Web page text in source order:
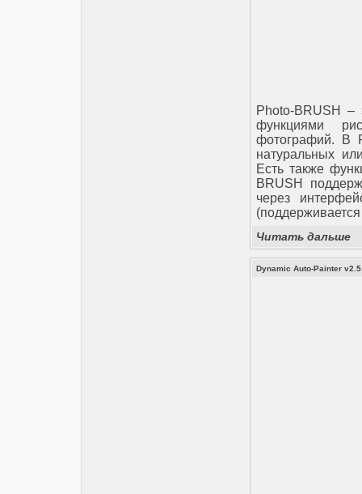
Photo-BRUSH –
функциями
фотографий. В
натуральных
Есть также
BRUSH
через
Читать дальше
Dynamic Auto-Painter